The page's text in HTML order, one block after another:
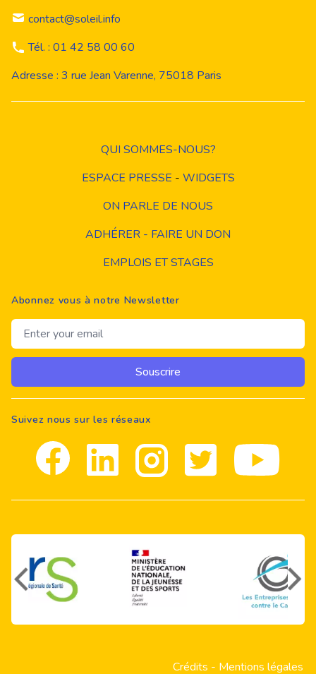
contact@soleil.info
Tél. : 01 42 58 00 60
Adresse : 3 rue Jean Varenne, 75018 Paris
QUI SOMMES-NOUS?
ESPACE PRESSE - WIDGETS
ON PARLE DE NOUS
ADHÉRER - FAIRE UN DON
EMPLOIS ET STAGES
Abonnez vous à notre Newsletter
Email address
Souscrire
Suivez nous sur les réseaux
Facebook Linkedin Instagram Twitter youtube
Crédits - Mentions légales